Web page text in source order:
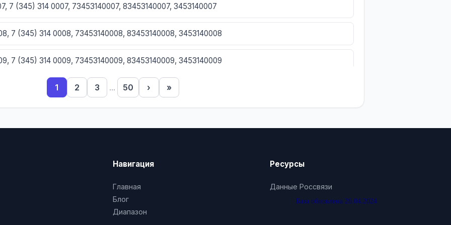
7 (345) 314 0007, 73453140007, 83453140007, 3453140007
7 (345) 314 0008, 73453140008, 83453140008, 3453140008
7 (345) 314 0009, 73453140009, 83453140009, 3453140009
7 (345) 314 0010, 73453140010, 83453140010, 3453140010
(345) 314 0013, 73453140013, 83453140013, 3453140013
(345) 314 0014, 73453140014, 83453140014, 3453140014
1 2 3 ... 50 › »
Навигация
Главная
Блог
Диапазон
Ресурсы
Данные Россвязи
База обновлена 26.04.2024